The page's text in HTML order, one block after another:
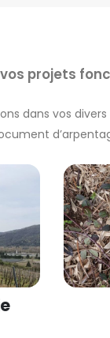
projets
dans vos